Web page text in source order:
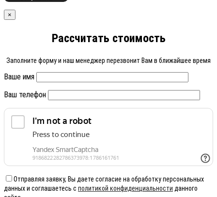
×
Рассчитать стоимость
Заполните форму и наш менеджер перезвонит Вам в ближайшее время
Ваше имя
Ваш телефон
Отправляя заявку, Вы даете согласие на обработку персональных
данных и соглашаетесь с политикой конфиденциальности данного